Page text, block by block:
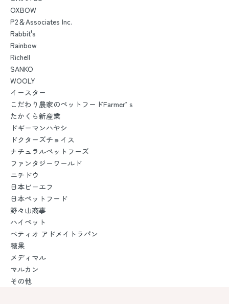
OXBOW
P2＆Associates Inc.
Rabbit's
Rainbow
Richell
SANKO
WOOLY
イースター
こだわり農家のペットフードFarmer’ｓ
たかくら新産業
ドギーマンハヤシ
ドクターズチョイス
ナチュラルペットフーズ
ファンタジーワールド
ニチドウ
日本ビーエフ
日本ペットフード
野々山商事
ハイペット
ペティオ アドメイトラパン
穂果
メディマル
マルカン
その他